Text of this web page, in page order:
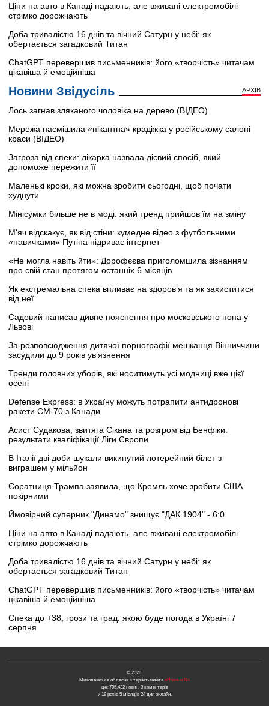
Ціни на авто в Канаді падають, але вживані електромобілі
стрімко дорожчають
Доба тривалістю 16 днів та вічний Сатурн у небі: як
обертається загадковий Титан
ChatGPT перевершив письменників: його «творчість» читачам
цікавіша й емоційніша
Новини Звідусіль АРХІВ
Лось загнав зляканого чоловіка на дерево (ВІДЕО)
Мережа насмішила «пікантна» крадіжка у російському салоні
краси (ВІДЕО)
Загроза від спеки: лікарка назвала дієвий спосіб, який
допоможе пережити її
Маленькі кроки, які можна зробити сьогодні, щоб почати
худнути
Мінісумки більше не в моді: який тренд прийшов їм на зміну
М'яч відскакує, як від стіни: кумедне відео з футбольними
«навичками» Путіна підриває інтернет
«Не могла навіть йти»: Дорофєєва приголомшила зізнанням
про свій стан протягом останніх 6 місяців
Як екстремальна спека впливає на здоров’я та як захиститися
від неї
Садовий написав дивне пояснення про московського попа у
Львові
За розповсюдження дитячої порнографії мешканця Вінниччини
засудили до 9 років ув’язнення
Тренди головних уборів, які носитимуть усі модниці вже цієї
осені
Defense Express: в Україну можуть потрапити антидронові
ракети CM-70 з Канади
Асист Судакова, звитяга Сікана та розгром від Бенфіки:
результати кваліфікації Ліги Європи
В Італії дві доби шукали викинутий лотерейний білет з
виграшем у мільйон
Соратниця Трампа заявила, що Кремль хоче зробити США
покірними
Ймовірний суперник "Динамо" знищує "ДАК 1904" - 6:0
Ціни на авто в Канаді падають, але вживані електромобілі
стрімко дорожчають
Доба тривалістю 16 днів та вічний Сатурн у небі: як
обертається загадковий Титан
ChatGPT перевершив письменників: його «творчість» читачам
цікавіша й емоційніша
Спека до +38, грози та град: якою буде погода в Україні 7
серпня
© 2026.
Миколаївська обласна інтернет-газета «Новини N»
це: 705,432 новин, 0 коментарів
и 19 років 5 місяців 24 дня онлайн.